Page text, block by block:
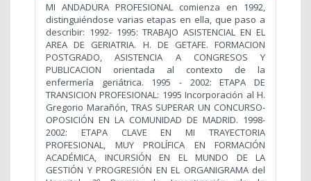
MI ANDADURA PROFESIONAL comienza en 1992,
distinguiéndose varias etapas en ella, que paso a
describir: 1992- 1995: TRABAJO ASISTENCIAL EN EL
AREA DE GERIATRIA. H. DE GETAFE. FORMACION
POSTGRADO, ASISTENCIA A CONGRESOS Y
PUBLICACION orientada al contexto de la
enfermería geriátrica. 1995 - 2002: ETAPA DE
TRANSICION PROFESIONAL: 1995 Incorporación al H.
Gregorio Marañón, TRAS SUPERAR UN CONCURSO-
OPOSICIÓN EN LA COMUNIDAD DE MADRID. 1998-
2002: ETAPA CLAVE EN MI TRAYECTORIA
PROFESIONAL, MUY PROLÍFICA EN FORMACIÓN
ACADÉMICA, INCURSIÓN EN EL MUNDO DE LA
GESTIÓN Y PROGRESIÓN EN EL ORGANIGRAMA del